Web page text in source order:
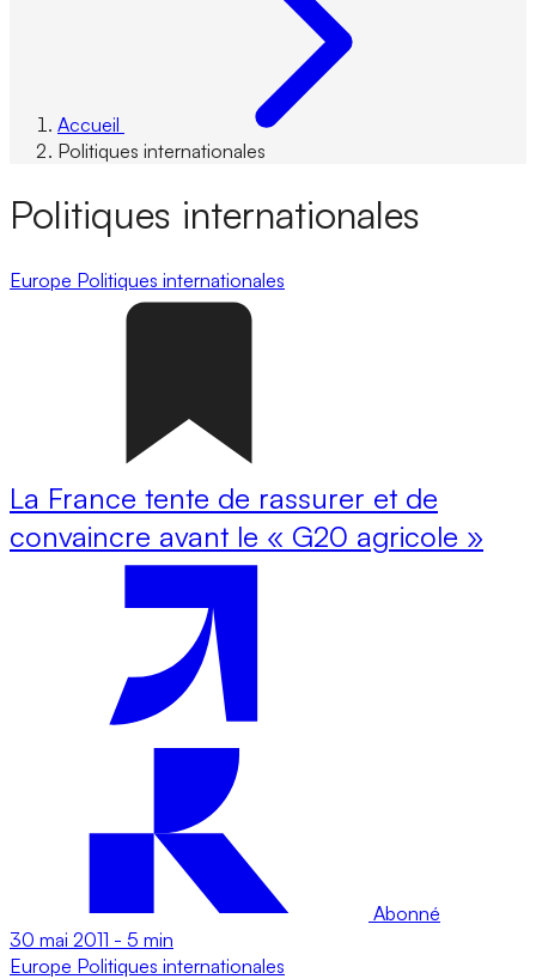
Accueil
Politiques internationales
Politiques internationales
Europe Politiques internationales
La France tente de rassurer et de
convaincre avant le « G20 agricole »
Abonné
30 mai 2011 - 5 min
Europe Politiques internationales